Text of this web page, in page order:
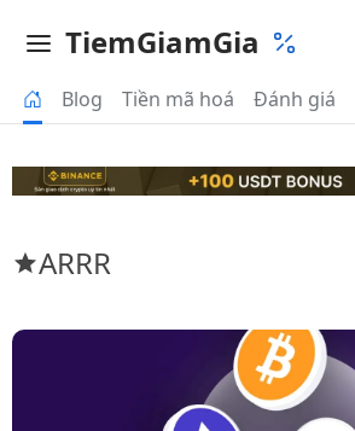
TiemGiamGia
Blog Tiền mã hoá Đánh giá
ARRR